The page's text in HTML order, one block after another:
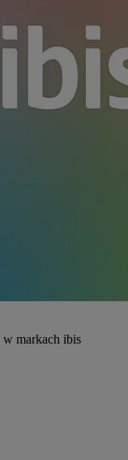
w markach ibis